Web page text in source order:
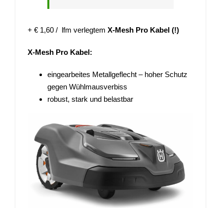
+ € 1,60 / lfm verlegtem X-Mesh Pro Kabel (!)
X-Mesh Pro Kabel:
eingearbeites Metallgeflecht – hoher Schutz
gegen Wühlmausverbiss
robust, stark und belastbar